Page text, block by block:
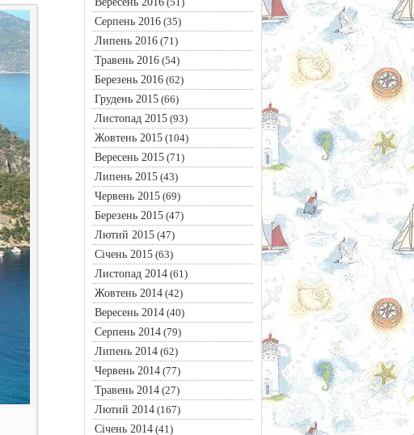
Серпень 2016(35)
Липень 2016(71)
Травень 2016(54)
Березень 2016(62)
Грудень 2015(66)
Листопад 2015(93)
Жовтень 2015(104)
Вересень 2015(71)
Липень 2015(43)
Червень 2015(69)
Березень 2015(47)
Лютий 2015(47)
Січень 2015(63)
Листопад 2014(61)
Жовтень 2014(42)
Вересень 2014(40)
Серпень 2014(79)
Липень 2014(62)
Червень 2014(77)
Травень 2014(27)
Лютий 2014(167)
Січень 2014(41)